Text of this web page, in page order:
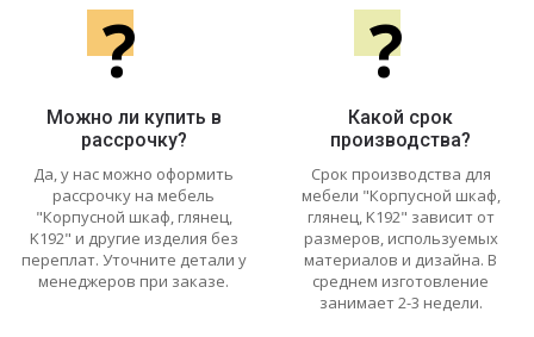
?
Можно ли купить в
рассрочку?
Да, у нас можно оформить
рассрочку на мебель
"Корпусной шкаф, глянец,
K192" и другие изделия без
переплат. Уточните детали у
менеджеров при заказе.
?
Какой срок
производства?
Срок производства для
мебели "Корпусной шкаф,
глянец, K192" зависит от
размеров, используемых
материалов и дизайна. В
среднем изготовление
занимает 2-3 недели.